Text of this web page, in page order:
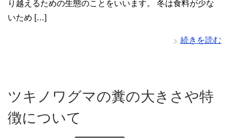
り越えるための生態のことをいいます。 冬は食料が少な
いため […]
続きを読む
ツキノワグマの糞の大きさや特
徴について